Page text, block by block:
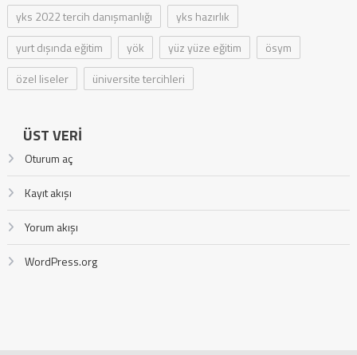
yks 2022 tercih danışmanlığı
yks hazırlık
yurt dışında eğitim
yök yüz yüze eğitim
ösym
özel liseler
üniversite tercihleri
ÜST VERI
Oturum aç
Kayıt akışı
Yorum akışı
WordPress.org